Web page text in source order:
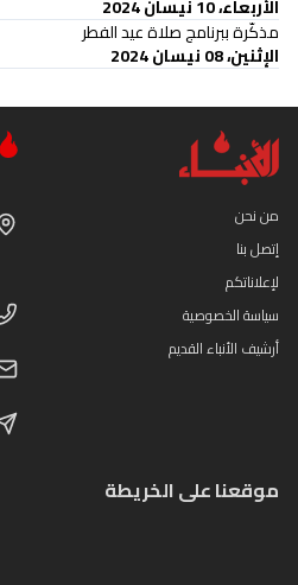
الأربعاء، 10 نيسان 2024
مذكّرة ببرنامج صلاة عيد الفطر
الإثنين، 08 نيسان 2024
من نحن
إتصل بنا
لإعلاناتكم
سياسة الخصوصية
أرشيف الأنباء القديم
موقعنا على الخريطة